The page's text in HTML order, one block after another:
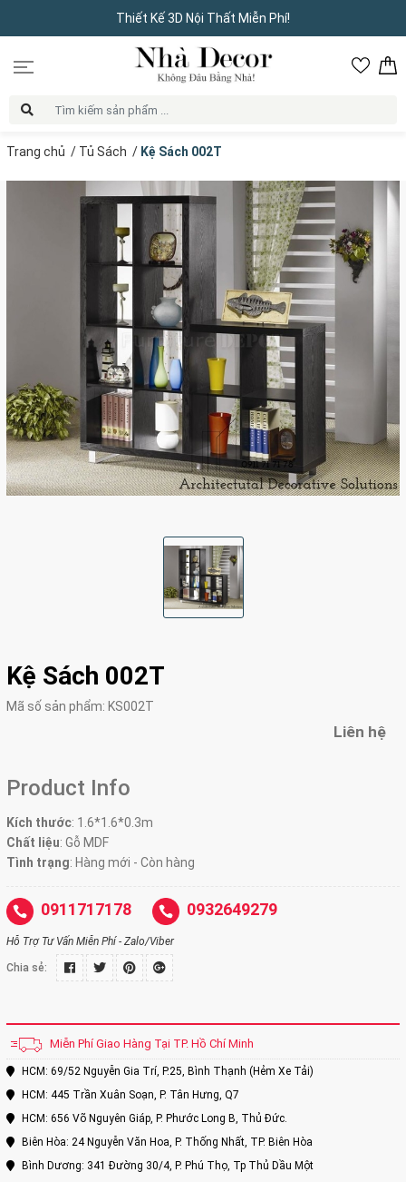
Thiết Kế 3D Nội Thất Miễn Phí!
Trang chủ / Tủ Sách / Kệ Sách 002T
Kệ Sách 002T
Mã số sản phẩm: KS002T
Liên hệ
Product Info
Kích thước: 1.6*1.6*0.3m
Chất liệu: Gỗ MDF
Tình trạng: Hàng mới - Còn hàng
0911717178 0932649279
Hỗ Trợ Tư Vấn Miễn Phí - Zalo/Viber
Chia sẻ:
Miễn Phí Giao Hàng Tại TP. Hồ Chí Minh
HCM: 69/52 Nguyễn Gia Trí, P.25, Bình Thạnh (Hẻm Xe Tải)
HCM: 445 Trần Xuân Soạn, P. Tân Hưng, Q7
HCM: 656 Võ Nguyên Giáp, P. Phước Long B, Thủ Đức.
Biên Hòa: 24 Nguyễn Văn Hoa, P. Thống Nhất, TP. Biên Hòa
Bình Dương: 341 Đường 30/4, P. Phú Thọ, Tp Thủ Dầu Một